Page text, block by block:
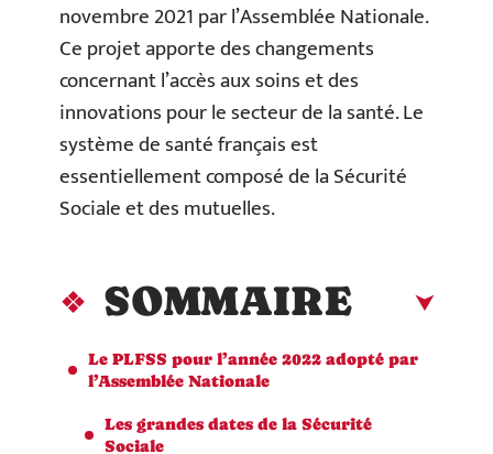
novembre 2021 par l’Assemblée Nationale.
Ce projet apporte des changements
concernant l’accès aux soins et des
innovations pour le secteur de la santé. Le
système de santé français est
essentiellement composé de la Sécurité
Sociale et des mutuelles.
SOMMAIRE
​Le PLFSS pour l’année 2022 adopté par
l’Assemblée Nationale
​Les grandes dates de la Sécurité
Sociale